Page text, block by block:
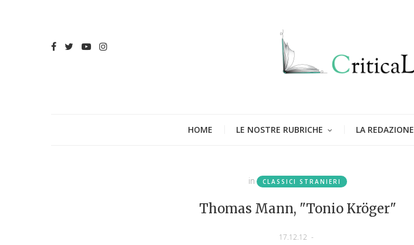
HOME LE NOSTRE RUBRICHE LA REDAZIONE
in CLASSICI STRANIERI
Thomas Mann, "Tonio Kröger"
17.12.12 -